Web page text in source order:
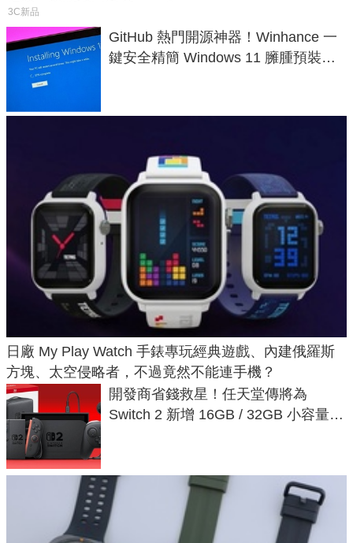
3C新品
GitHub 熱門開源神器！Winhance 一
鍵安全精簡 Windows 11 臃腫預裝軟
日廠 My Play Watch 手錶專玩經典遊戲、內建俄羅斯
方塊、太空侵略者，不過竟然不能連手機？
開發商省錢救星！任天堂傳將為
Switch 2 新增 16GB / 32GB 小容量遊